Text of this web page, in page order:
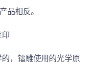
品相反。
印
，镭雕使用的光学原